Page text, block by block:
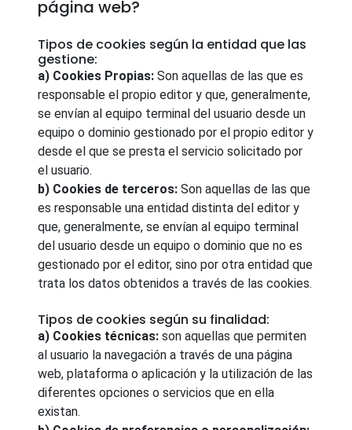
página web?
Tipos de cookies según la entidad que las
gestione:
a) Cookies Propias: Son aquellas de las que es
responsable el propio editor y que, generalmente,
se envían al equipo terminal del usuario desde un
equipo o dominio gestionado por el propio editor y
desde el que se presta el servicio solicitado por
el usuario.
b) Cookies de terceros: Son aquellas de las que
es responsable una entidad distinta del editor y
que, generalmente, se envían al equipo terminal
del usuario desde un equipo o dominio que no es
gestionado por el editor, sino por otra entidad que
trata los datos obtenidos a través de las cookies.
Tipos de cookies según su finalidad:
a) Cookies técnicas: son aquellas que permiten
al usuario la navegación a través de una página
web, plataforma o aplicación y la utilización de las
diferentes opciones o servicios que en ella
existan.